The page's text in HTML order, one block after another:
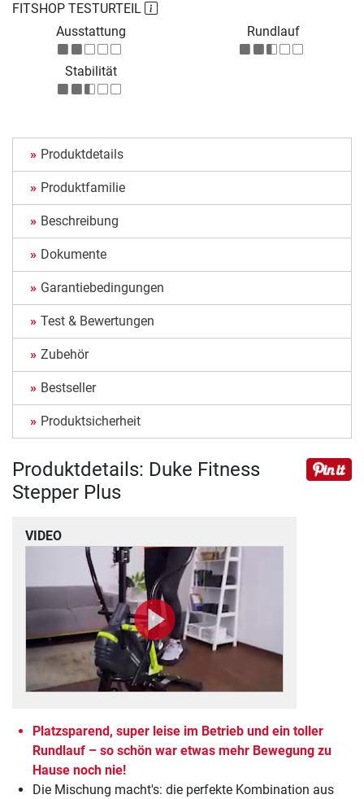
FITSHOP TESTURTEIL
Ausstattung
Rundlauf
Stabilität
Produktdetails
Produktfamilie
Beschreibung
Dokumente
Garantiebedingungen
Test & Bewertungen
Zubehör
Bestseller
Produktsicherheit
Produktdetails: Duke Fitness
Stepper Plus
VIDEO
Platzsparend, super leise im Betrieb und ein toller
Rundlauf – so schön war etwas mehr Bewegung zu
Hause noch nie!
Die Mischung macht's: die perfekte Kombination aus